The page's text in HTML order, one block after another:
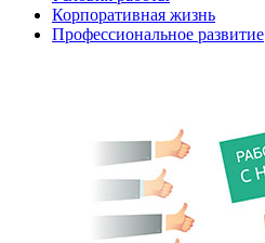
Корпоративная жизнь
Профессиональное развитие